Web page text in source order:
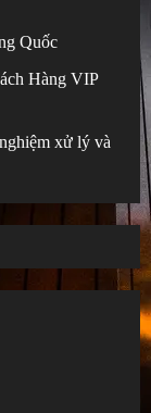
Quốc
Hàng VIP
xử lý và